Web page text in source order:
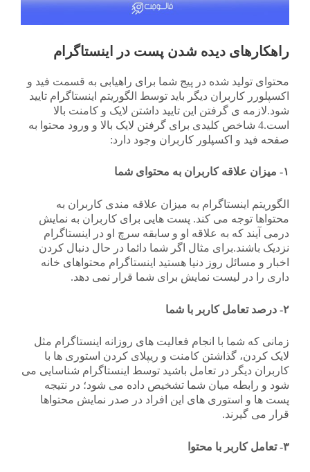
راهکارهای دیده شدن پست در اینستاگرام
محتوای تولید شده در پیج شما برای راهیابی به قسمت فید و
اکسپلورر کاربران دیگر باید توسط الگوریتم اینستاگرام تایید
شود.لازمه ی گرفتن این تایید داشتن لایک و کامنت بالا
است.4 شاخص کلیدی برای گرفتن لایک بالا و ورود محتوا به
صفحه فید و اکسپلور کاربران وجود دارد:
۱- میزان علاقه کاربران به محتوای شما
الگوریتم اینستاگرام به میزان علاقه مندی کاربران به
محتواها توجه می کند. پست هایی برای کاربران به نمایش
درمی آیند که به علاقه او و سابقه سرچ او در اینستاگرام
نزدیک باشند.برای مثال اگر شما دائما در حال دنبال کردن
اخبار و مسائل روز دنیا هستید اینستاگرام محتواهای خانه
داری را در لیست نمایش برای شما قرار نمی دهد.
۲- درصد تعامل کاربر با شما
زمانی که شما با انجام فعالیت های روزانه اینستاگرام مثل
لایک کردن، گذاشتن کامنت و ریپلای کردن استوری ها با
کاربران دیگر در تعامل باشید توسط اینستاگرام شناسایی می
شود و رابطه میان شما تشخیص داده می شود؛ در نتیجه
پست ها و استوری های این افراد در صدر نمایش محتواها
قرار می گیرند.
۳- تعامل کاربر با محتوا